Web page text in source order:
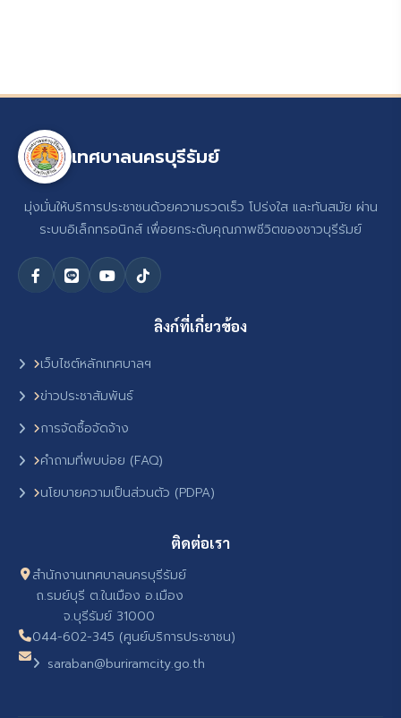
เทศบาลนครบุรีรัมย์
มุ่งมั่นให้บริการประชาชนด้วยความรวดเร็ว โปร่งใส และทันสมัย ผ่าน
ระบบอิเล็กทรอนิกส์ เพื่อยกระดับคุณภาพชีวิตของชาวบุรีรัมย์
ลิงก์ที่เกี่ยวข้อง
เว็บไซต์หลักเทศบาลฯ
ข่าวประชาสัมพันธ์
การจัดซื้อจัดจ้าง
คำถามที่พบบ่อย (FAQ)
นโยบายความเป็นส่วนตัว (PDPA)
ติดต่อเรา
สำนักงานเทศบาลนครบุรีรัมย์
ถ.รมย์บุรี ต.ในเมือง อ.เมือง
จ.บุรีรัมย์ 31000
044-602-345 (ศูนย์บริการประชาชน)
saraban@buriramcity.go.th